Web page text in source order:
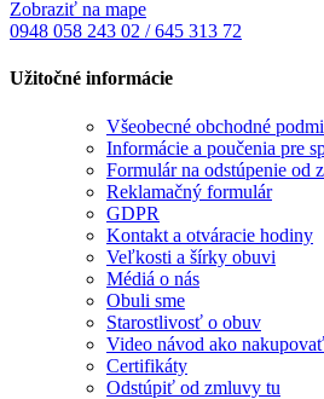
Zobraziť na mape
0948 058 243 02 / 645 313 72
Užitočné informácie
Všeobecné obchodné
Informácie a poučenia pre
Formulár na odstúpenie od
Reklamačný formulár
GDPR
Kontakt a otváracie hodiny
Veľkosti a šírky obuvi
Médiá o nás
Obuli sme
Starostlivosť o obuv
Video návod ako nakupovať
Certifikáty
Odstúpiť od zmluvy tu